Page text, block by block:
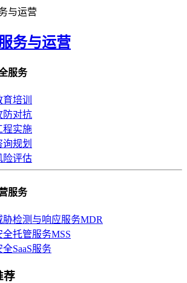
与运营
务与运营
服务
育培训
防对抗
程实施
询规划
险评估
服务
胁检测与响应服务MDR
全托管服务MSS
全SaaS服务
荐